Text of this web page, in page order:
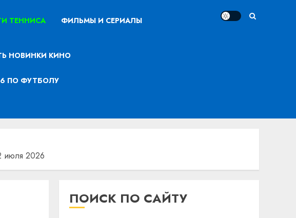
ТЕННИСА ФИЛЬМЫ И СЕРИАЛЫ
НОВИНКИ КИНО
ПО ФУТБОЛУ
июля 2026
ПОИСК ПО САЙТУ